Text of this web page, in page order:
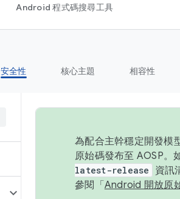
Android 程式碼搜尋工具
安全性 核心主題 相容性
為配合主幹穩定開發模
原始碼發布至 AOSP。
latest-release
資訊
參閱「 Android 開放原